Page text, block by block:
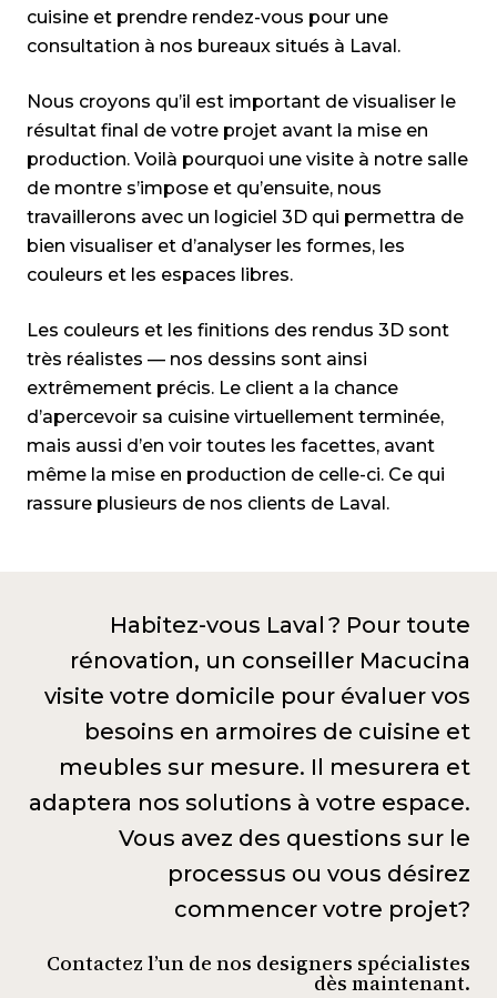
cuisine et prendre rendez-vous pour une
consultation à nos bureaux situés à Laval.
Nous croyons qu’il est important de visualiser le
résultat final de votre projet avant la mise en
production. Voilà pourquoi une visite à notre salle
de montre s’impose et qu’ensuite, nous
travaillerons avec un logiciel 3D qui permettra de
bien visualiser et d’analyser les formes, les
couleurs et les espaces libres.
Les couleurs et les finitions des rendus 3D sont
très réalistes — nos dessins sont ainsi
extrêmement précis. Le client a la chance
d’apercevoir sa cuisine virtuellement terminée,
mais aussi d’en voir toutes les facettes, avant
même la mise en production de celle-ci. Ce qui
rassure plusieurs de nos clients de Laval.
Habitez-vous Laval ? Pour toute
rénovation, un conseiller Macucina
visite votre domicile pour évaluer vos
besoins en armoires de cuisine et
meubles sur mesure. Il mesurera et
adaptera nos solutions à votre espace.
Vous avez des questions sur le
processus ou vous désirez
commencer votre projet?
Contactez l’un de nos designers spécialistes
dès maintenant.